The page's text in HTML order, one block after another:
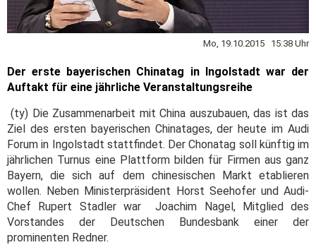
Mo, 19.10.2015 15:38 Uhr
Der erste bayerischen Chinatag in Ingolstadt war der
Auftakt für eine jährliche Veranstaltungsreihe
(ty) Die Zusammenarbeit mit China auszubauen, das ist das
Ziel des ersten bayerischen Chinatages, der heute im Audi
Forum in Ingolstadt stattfindet. Der Chonatag soll künftig im
jährlichen Turnus eine Plattform bilden für Firmen aus ganz
Bayern, die sich auf dem chinesischen Markt etablieren
wollen. Neben Ministerpräsident Horst Seehofer und Audi-
Chef Rupert Stadler war Joachim Nagel, Mitglied des
Vorstandes der Deutschen Bundesbank einer der
prominenten Redner.